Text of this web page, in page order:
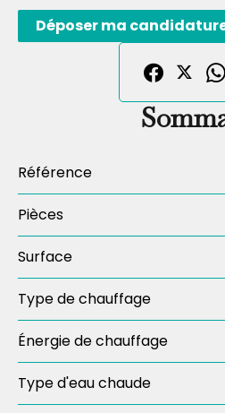
Déposer ma
Référence
Pièces
Surface
Type de chauffage
Énergie de chauffage
Type d'eau chaude